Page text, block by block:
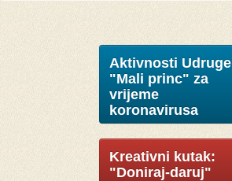
Aktivnosti Udruge
"Mali princ" za
vrijeme
koronavirusa
Kreativni kutak:
"Doniraj-daruj"